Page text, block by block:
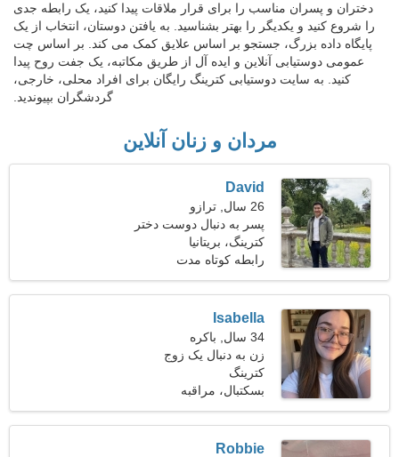
دختران و پسران مناسب را برای قرار ملاقات پیدا کنید، یک رابطه جدی
را شروع کنید و یکدیگر را بهتر بشناسید. به یافتن دوستان، انتخاب از یک
پایگاه داده بزرگ، جستجو بر اساس علایق کمک می کند. بر اساس چت
عمومی دوستیابی آنلاین و ایده آل از طریق مکاتبه، یک جفت روح پیدا
کنید. به سایت دوستیابی کترینگ رایگان برای افراد محلی، خارجی،
گردشگران بپیوندید.
مردان و زنان آنلاین
David
26 سال, ترازو
پسر به دنبال دوست دختر
است
کترینگ، بریتانیا
رابطه کوتاه مدت
Isabella
34 سال, باکره
زن به دنبال یک زوج
کترینگ
بسکتبال، مراقبه
Robbie